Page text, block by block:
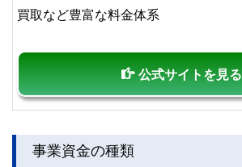
買取など豊富な料金体系
公式サイトを見る
事業資金の種類